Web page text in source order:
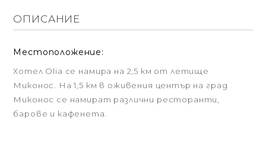
ОПИСАНИЕ
Местоположение:
Хотел Olia се намира на 2,5 км от летище
Миконос. На 1,5 км в оживения център на град
Миконос се намират различни ресторанти,
барове и кафенета.